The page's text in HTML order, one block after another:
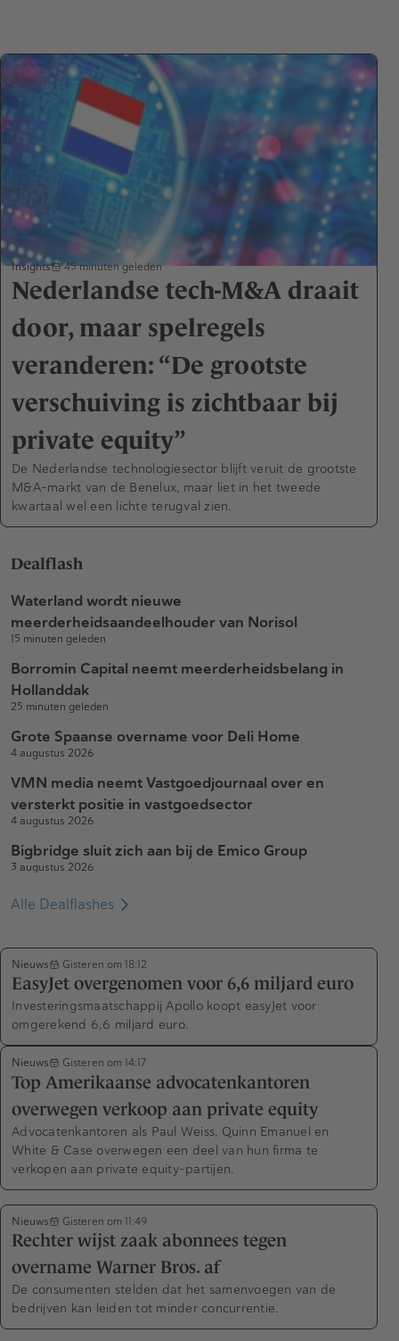
Insights 45 minuten geleden
Nederlandse tech-M&A draait
door, maar spelregels
veranderen: “De grootste
verschuiving is zichtbaar bij
private equity”
De Nederlandse technologiesector blijft veruit de grootste
M&A-markt van de Benelux, maar liet in het tweede
kwartaal wel een lichte terugval zien.
Nieuws Gisteren om 18:12
EasyJet overgenomen voor 6,6 miljard euro
Investeringsmaatschappij Apollo koopt easyJet voor
omgerekend 6,6 miljard euro.
Nieuws Gisteren om 14:17
Top Amerikaanse advocatenkantoren
overwegen verkoop aan private equity
Advocatenkantoren als Paul Weiss, Quinn Emanuel en
White & Case overwegen een deel van hun firma te
verkopen aan private equity-partijen.
Dealflash
Waterland wordt nieuwe
meerderheidsaandeelhouder van Norisol
15 minuten geleden
Borromin Capital neemt meerderheidsbelang in
Hollanddak
25 minuten geleden
Grote Spaanse overname voor Deli Home
4 augustus 2026
VMN media neemt Vastgoedjournaal over en
versterkt positie in vastgoedsector
4 augustus 2026
Bigbridge sluit zich aan bij de Emico Group
3 augustus 2026
Alle Dealflashes
Nieuws Gisteren om 11:49
Rechter wijst zaak abonnees tegen
overname Warner Bros. af
De consumenten stelden dat het samenvoegen van de
bedrijven kan leiden tot minder concurrentie.